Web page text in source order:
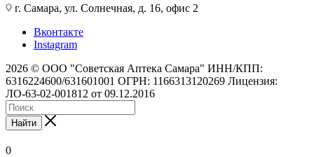
г. Самара, ул. Солнечная, д. 16, офис 2
Вконтакте
Instagram
2026 © ООО "Советская Аптека Самара" ИНН/КПП:
6316224600/631601001 ОГРН: 1166313120269 Лицензия:
ЛО-63-02-001812 от 09.12.2016
Найти
0